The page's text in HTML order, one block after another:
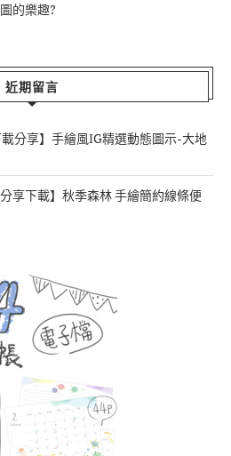
的樂趣?
近期留言
載分享】手繪風IG精選動態圖示-大地
分享下載】秋季森林 手繪簡約線條便